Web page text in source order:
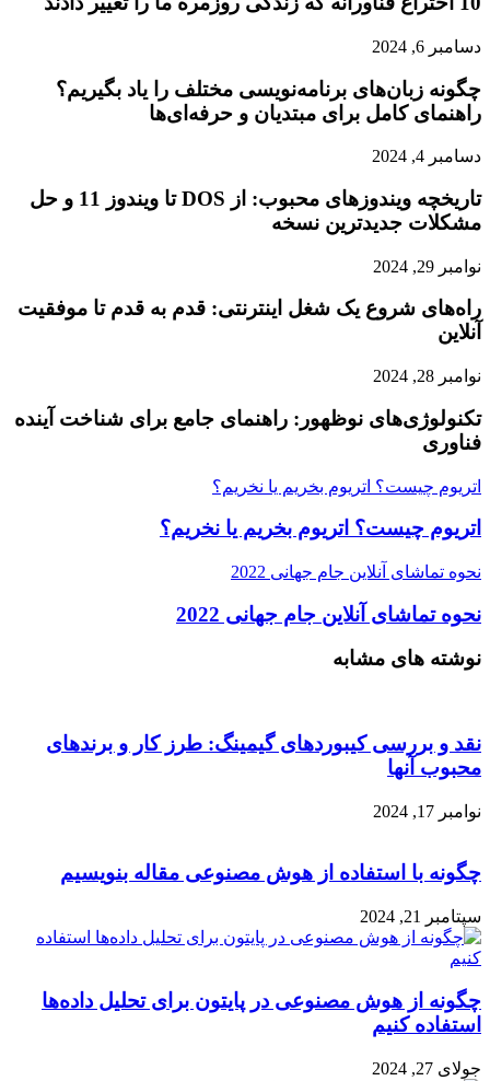
دسامبر 6, 2024
چگونه زبان‌های برنامه‌نویسی مختلف را یاد بگیریم؟
راهنمای کامل برای مبتدیان و حرفه‌ای‌ها
دسامبر 4, 2024
تاریخچه ویندوزهای محبوب: از DOS تا ویندوز 11 و حل
مشکلات جدیدترین نسخه
نوامبر 29, 2024
راه‌های شروع یک شغل اینترنتی: قدم به قدم تا موفقیت
آنلاین
نوامبر 28, 2024
تکنولوژی‌های نوظهور: راهنمای جامع برای شناخت آینده
فناوری
اتریوم چیست؟ اتریوم بخریم یا نخریم؟
اتریوم چیست؟ اتریوم بخریم یا نخریم؟
نحوه تماشای آنلاین جام جهانی 2022
نحوه تماشای آنلاین جام جهانی 2022
نوشته های مشابه
نقد و بررسی کیبوردهای گیمینگ: طرز کار و برندهای
محبوب آنها
نوامبر 17, 2024
چگونه با استفاده از هوش مصنوعی مقاله بنویسیم
سپتامبر 21, 2024
چگونه از هوش مصنوعی در پایتون برای تحلیل داده‌ها
استفاده کنیم
جولای 27, 2024